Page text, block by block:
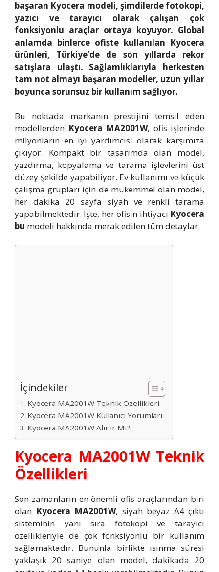
başaran Kyocera modeli, şimdilerde fotokopi,
yazıcı ve tarayıcı olarak çalışan çok
fonksiyonlu araçlar ortaya koyuyor. Global
anlamda binlerce ofiste kullanılan Kyocera
ürünleri, Türkiye’de de son yıllarda rekor
satışlara ulaştı. Sağlamlıklarıyla herkesten
tam not almayı başaran modeller, uzun yıllar
boyunca sorunsuz bir kullanım sağlıyor.
Bu noktada markanın prestijini temsil eden
modellerden Kyocera MA2001W, ofis işlerinde
milyonların en iyi yardımcısı olarak karşımıza
çıkıyor. Kompakt bir tasarımda olan model,
yazdırma, kopyalama ve tarama işlevlerini üst
düzey şekilde yapabiliyor. Ev kullanımı ve küçük
çalışma grupları için de mükemmel olan model,
her dakika 20 sayfa siyah ve renkli tarama
yapabilmektedir. İşte, her ofisin ihtiyacı Kyocera
bu modeli hakkında merak edilen tüm detaylar.
İçindekiler
Kyocera MA2001W Teknik Özellikleri
Kyocera MA2001W Kullanıcı Yorumları
Kyocera MA2001W Alınır Mı?
Kyocera MA2001W Teknik
Özellikleri
Son zamanların en önemli ofis araçlarından biri
olan Kyocera MA2001W, siyah beyaz A4 çıktı
sisteminin yanı sıra fotokopi ve tarayıcı
özellikleriyle de çok fonksiyonlu bir kullanım
sağlamaktadır. Bununla birlikte ısınma süresi
yaklaşık 20 saniye olan model, dakikada 20